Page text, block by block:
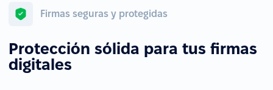
Firmas seguras y protegidas
Protección sólida para tus firmas
digitales